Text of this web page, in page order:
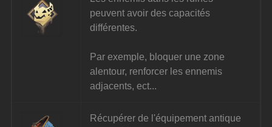
peuvent avoir des capacités
différentes.
Par exemple, bloquer une zone
alentour, renforcer les ennemis
adjacents, ect...
Récupérer de l'équipement antique